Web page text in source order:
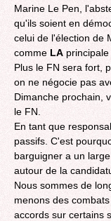
Marine Le Pen,
qu'ils soient en
celui de l'élection de
comme LA principale
Plus le FN sera fort,
on ne négocie pas
Dimanche prochain,
le FN.
En tant que
passifs. C'est
barguigner a un
autour de la
Nous sommes de
menons des
accords sur certains